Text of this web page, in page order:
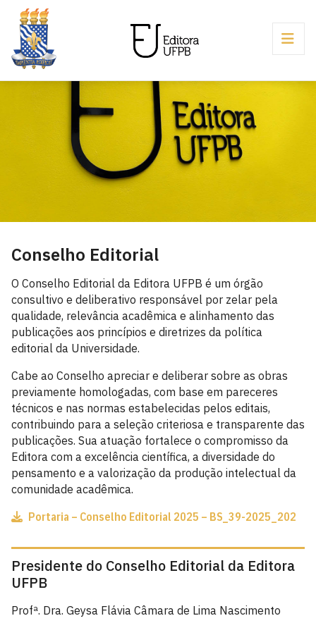
Conselho Editorial
O Conselho Editorial da Editora UFPB é um órgão
consultivo e deliberativo responsável por zelar pela
qualidade, relevância acadêmica e alinhamento das
publicações aos princípios e diretrizes da política
editorial da Universidade.
Cabe ao Conselho apreciar e deliberar sobre as obras
previamente homologadas, com base em pareceres
técnicos e nas normas estabelecidas pelos editais,
contribuindo para a seleção criteriosa e transparente das
publicações. Sua atuação fortalece o compromisso da
Editora com a excelência científica, a diversidade do
pensamento e a valorização da produção intelectual da
comunidade acadêmica.
Portaria – Conselho Editorial 2025 – BS_39-2025_202
Presidente do Conselho Editorial da Editora
UFPB
Profª. Dra. Geysa Flávia Câmara de Lima Nascimento